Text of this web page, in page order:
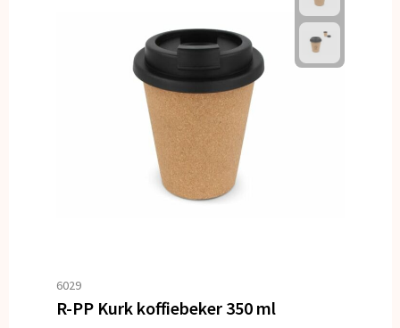
6029
R-PP Kurk koffiebeker 350 ml